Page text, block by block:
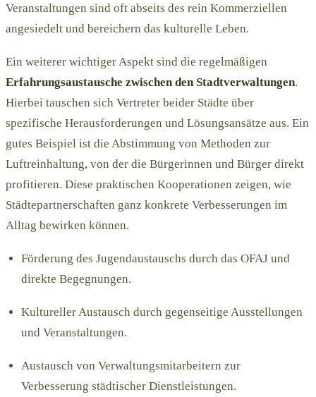
Veranstaltungen sind oft abseits des rein Kommerziellen
angesiedelt und bereichern das kulturelle Leben.
Ein weiterer wichtiger Aspekt sind die regelmäßigen
Erfahrungsaustausche zwischen den Stadtverwaltungen.
Hierbei tauschen sich Vertreter beider Städte über
spezifische Herausforderungen und Lösungsansätze aus. Ein
gutes Beispiel ist die Abstimmung von Methoden zur
Luftreinhaltung, von der die Bürgerinnen und Bürger direkt
profitieren. Diese praktischen Kooperationen zeigen, wie
Städtepartnerschaften ganz konkrete Verbesserungen im
Alltag bewirken können.
Förderung des Jugendaustauschs durch das OFAJ und
direkte Begegnungen.
Kultureller Austausch durch gegenseitige Ausstellungen
und Veranstaltungen.
Austausch von Verwaltungsmitarbeitern zur
Verbesserung städtischer Dienstleistungen.